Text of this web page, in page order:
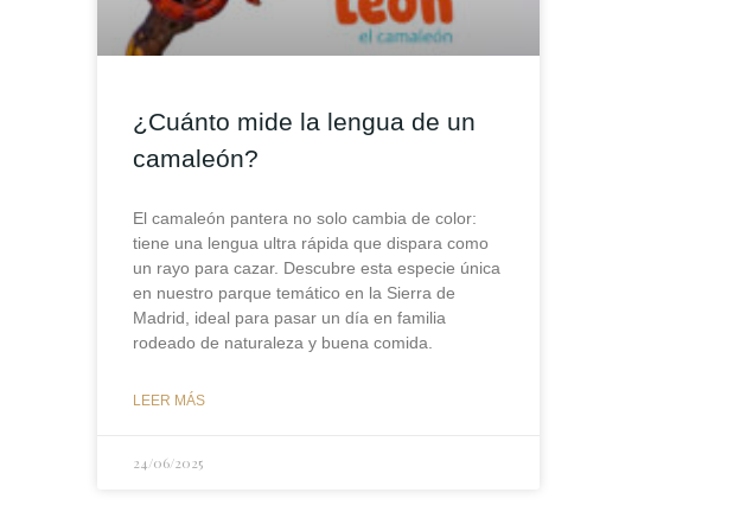
¿Cuánto mide la lengua de un
camaleón?
El camaleón pantera no solo cambia de color:
tiene una lengua ultra rápida que dispara como
un rayo para cazar. Descubre esta especie única
en nuestro parque temático en la Sierra de
Madrid, ideal para pasar un día en familia
rodeado de naturaleza y buena comida.
LEER MÁS
24/06/2025